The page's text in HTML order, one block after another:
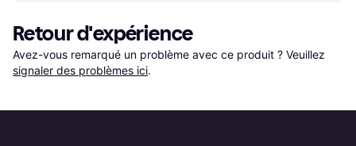
Retour d'expérience
Avez-vous remarqué un problème avec ce produit ? Veuillez
signaler des problèmes ici.